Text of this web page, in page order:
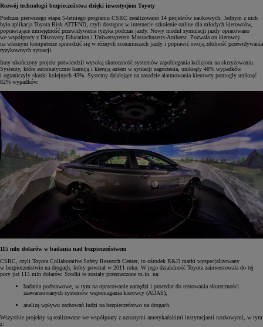
Rozwój technologii bezpieczeństwa dzięki inwestycjom Toyoty
Podczas pierwszego etapu 5-letniego programu CSRC zrealizowano 14 projektów naukowych. Jednym z nich
była aplikacja Toyota Risk ATTEND, czyli dostępne w internecie szkolenie online dla młodych kierowców,
poprawiające umiejętność przewidywania ryzyka podczas jazdy. Nowy moduł symulacji jazdy opracowano
we współpracy z Discovery Education i Uniwersytetem Massachusetts-Amherst. Pozwala on kierowcy
na własnym komputerze sprawdzić się w różnych scenariuszach jazdy i poprawić swoją zdolność przewidywania
ryzykownych sytuacji.
Inny ukończony projekt potwierdził wysoką skuteczność systemów zapobiegania kolizjom na skrzyżowaniu.
Systemy, które automatycznie hamują i kierują autem w sytuacji zagrożenia, uniknęły 48% wypadków
i ograniczyły skutki kolejnych 45%. Systemy działające na zasadzie alarmowania kierowcy pomogły uniknąć
82% wypadków.
115 mln dolarów w badania nad bezpieczeństwem
CSRC, czyli Toyota Collaborative Safety Research Center, to ośrodek R&D marki wyspecjalizowany
w bezpieczeństwie na drogach, który powstał w 2011 roku. W jego działalność Toyota zainwestowała do tej
pory już 115 mln dolarów. Środki te zostały przeznaczone m.in. na:
badania podstawowe, w tym na opracowanie narzędzi i procedur do testowania skuteczności
zaawansowanych systemów wspomagania kierowcy (ADAS),
analizę wpływu zachowań ludzi na bezpieczeństwo na drogach.
Wszystkie projekty są realizowane we współpracy z uznanymi amerykańskimi instytucjami naukowymi, w tym
z: